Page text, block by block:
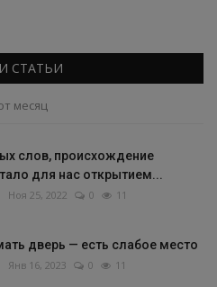
СТАТЬИ
месяц
слов, происхождение
для нас открытием...
Ноя 25, 2022 0 11
дверь — есть слабое место
Янв 16, 2023 0 11